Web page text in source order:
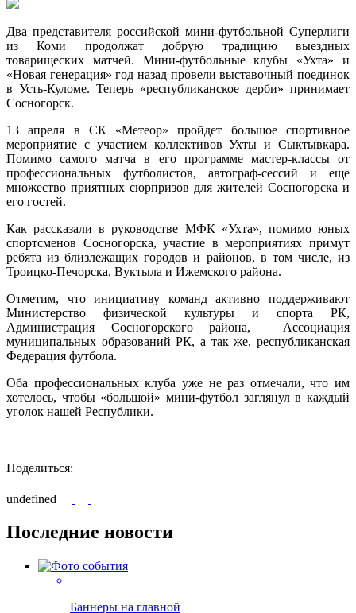
Два представителя российской мини-футбольной Суперлиги
из Коми продолжат добрую традицию выездных
товарищеских матчей. Мини-футбольные клубы «Ухта» и
«Новая генерация» год назад провели выставочный поединок
в Усть-Куломе. Теперь «республиканское дерби» принимает
Сосногорск.
13 апреля в СК «Метеор» пройдет большое спортивное
мероприятие с участием коллективов Ухты и Сыктывкара.
Помимо самого матча в его программе мастер-классы от
профессиональных футболистов, автограф-сессий и еще
множество приятных сюрпризов для жителей Сосногорска и
его гостей.
Как рассказали в руководстве МФК «Ухта», помимо юных
спортсменов Сосногорска, участие в мероприятиях примут
ребята из близлежащих городов и районов, в том числе, из
Троицко-Печорска, Вуктыла и Ижемского района.
Отметим, что инициативу команд активно поддерживают
Министерство физической культуры и спорта РК,
Администрация Сосногорского района, Ассоциация
муниципальных образований РК, а так же, республиканская
Федерация футбола.
Оба профессиональных клуба уже не раз отмечали, что им
хотелось, чтобы «большой» мини-футбол заглянул в каждый
уголок нашей Республики.
Поделиться:
undefined
Последние новости
Баннеры на главной